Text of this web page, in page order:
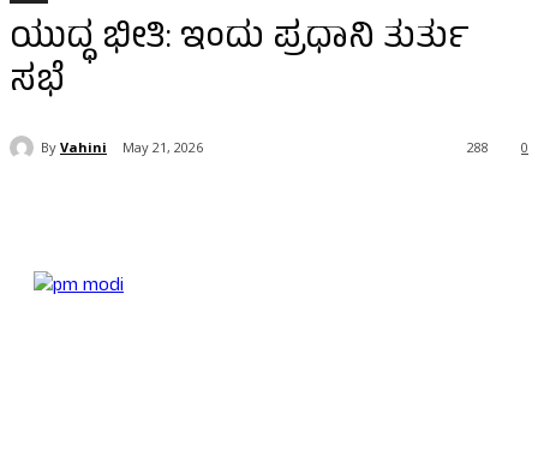
ಯುದ್ಧ ಭೀತಿ: ಇಂದು ಪ್ರಧಾನಿ ತುರ್ತು
ಸಭೆ
By Vahini May 21, 2026 0
288